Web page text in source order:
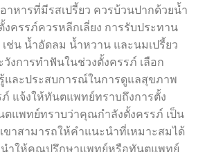
าหารที่มีรสเปรี้ยว ควรบ้วนปากด้วยน้ำ
ครรภ์ควรหลีกเลี่ยง การรับประทาน
ช่น น้ำอัดลม น้ำหวาน และนมเปรี้ยว
การทำฟันในช่วงตั้งครรภ์ เลือก
ละประสบการณ์ในการดูแลสุขภาพ
แจ้งให้ทันตแพทย์ทราบถึงการตั้ง
ตแพทย์ทราบว่าคุณกำลังตั้งครรภ์ เป็น
ขาสามารถให้คำแนะนำที่เหมาะสมได้
นำให้คุณปรึกษาแพทย์หรือทันตแพทย์